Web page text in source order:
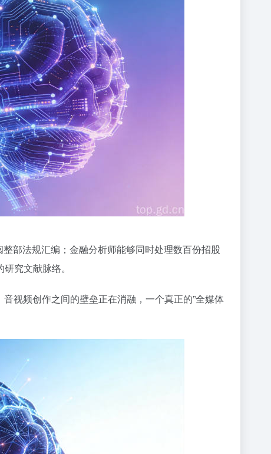
部法规汇编；金融分析师能够同时处理数百份招股
究文献脉络。
视频创作之间的壁垒正在消融，一个真正的”全媒体